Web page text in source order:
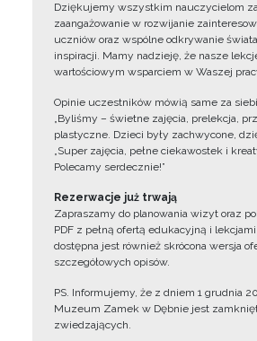
Dziękujemy wszystkim nauczycielom
zaangażowanie w rozwijanie
uczniów oraz wspólne odkrywanie
inspiracji. Mamy nadzieję, że nasze
wartościowym wsparciem w Waszej
Opinie uczestników mówią same za
„Byliśmy – świetne zajęcia, prelekcja,
plastyczne. Dzieci były zachwycone,
„Super zajęcia, pełne ciekawostek i
Polecamy serdecznie!”
Rezerwacje już trwają
Zapraszamy do planowania wizyt oraz
PDF z pełną ofertą edukacyjną i
dostępna jest również skrócona wersja
szczegółowych opisów.
PS. Informujemy, że z dniem 1 grudnia
Muzeum Zamek w Dębnie jest
zwiedzających.